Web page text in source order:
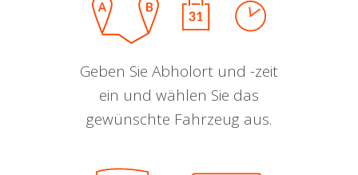
Geben Sie Abholort und -zeit
ein und wählen Sie das
gewünschte Fahrzeug aus.